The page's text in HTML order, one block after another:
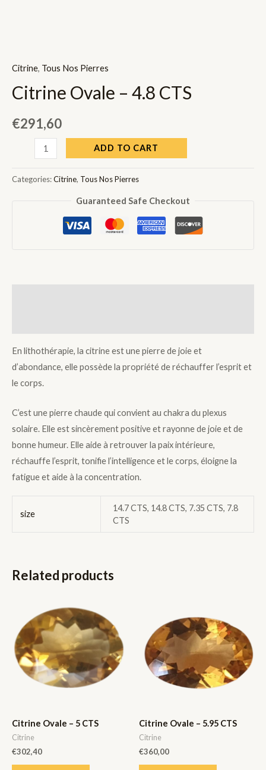
Citrine, Tous Nos Pierres
Citrine Ovale – 4.8 CTS
€291,60
-
ADD TO CART
Categories:Citrine, Tous Nos Pierres
Guaranteed Safe Checkout
En lithothérapie, la citrine est une pierre de joie et
d’abondance, elle possède la propriété de réchauffer l’esprit et
le corps.
C’est une pierre chaude qui convient au chakra du plexus
solaire. Elle est sincèrement positive et rayonne de joie et de
bonne humeur. Elle aide à retrouver la paix intérieure,
réchauffe l’esprit, tonifie l’intelligence et le corps, éloigne la
fatigue et aide à la concentration.
size
14.7 CTS, 14.8 CTS, 7.35 CTS, 7.8
CTS
Related products
Citrine Ovale – 5 CTS
Citrine
€302,40
Citrine Ovale – 5.95 CTS
Citrine
€360,00